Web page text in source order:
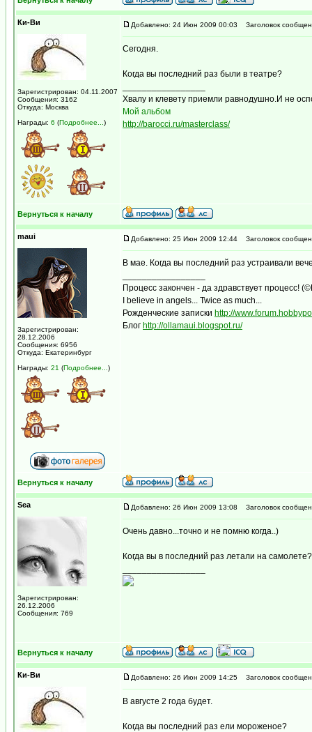
Ки-Ви
Зарегистрирован: 04.11.2007
Сообщения: 3162
Откуда: Москва
Награды: 6 (Подробнее... )
Добавлено: 24 Июн 2009 00:03 Заголовок
Сегодня.
Когда вы последний раз были в театре?
Хвалу и клевету приемли равнодушно.И не
Мой альбом
http://barocci.ru/masterclass/
Вернуться к началу
maui
Зарегистрирован:
28.12.2006
Сообщения: 6956
Откуда: Екатеринбург
Награды: 21 (Подробнее... )
Добавлено: 25 Июн 2009 12:44 Заголовок
В мае. Когда вы последний раз устраивали
Процесс закончен - да здравствует процесс!
I believe in angels... Twice as much...
Рожденческие записки http://
Блог http://ollamaui.blogspot.ru/
Вернуться к началу
Sea
Зарегистрирован:
26.12.2006
Сообщения: 769
Добавлено: 26 Июн 2009 13:08 Заголовок
Очень давно...точно и не помню когда..)
Когда вы в последний раз летали на самолете?
Вернуться к началу
Ки-Ви Добавлено: 26 Июн 2009 14:25 Заголовок
В августе 2 года будет.
Когда вы последний раз ели мороженое?